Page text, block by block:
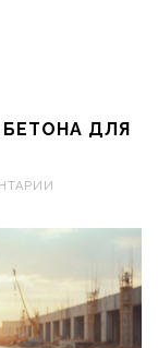
ДЛЯ